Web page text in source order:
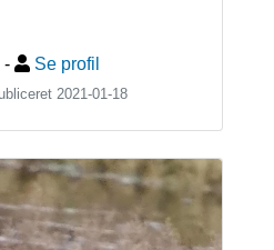
- Se profil
2021-01-18